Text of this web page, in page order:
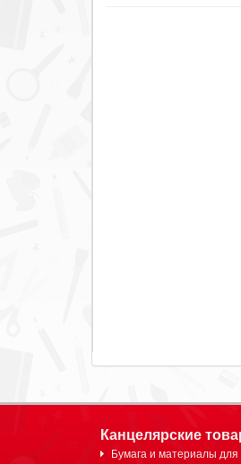
Канцелярские
Бумага и материалы для